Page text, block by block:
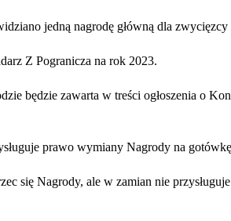
jedną nagrodę główną dla zwycięzcy
Z Pogranicza na rok 2023.
będzie zawarta w treści ogłoszenia o
prawo wymiany Nagrody na
się Nagrody, ale w zamian nie